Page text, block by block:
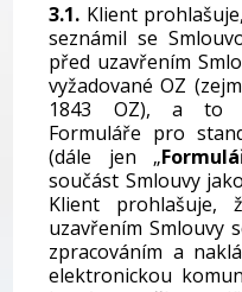
3.1. Klient
seznámil se
před uzavřením
vyžadované OZ
1843 OZ), a to
Formuláře pro
(dále jen „
součást Smlouvy
Klient
uzavřením Smlouvy
zpracováním a
elektronickou